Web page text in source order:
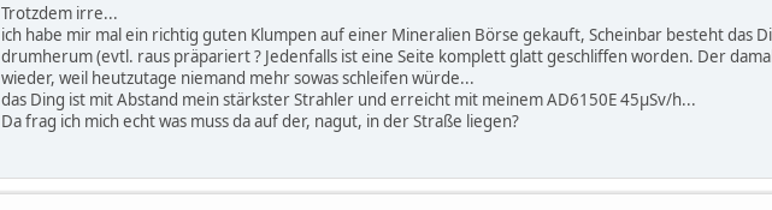
Trotzdem irre...
ich habe mir mal ein richtig guten Klumpen auf einer Mineralien Börse gekauft, Scheinbar besteht das
drumherum (evtl. raus präpariert ? Jedenfalls ist eine Seite komplett glatt geschliffen worden. Der
wieder, weil heutzutage niemand mehr sowas schleifen würde...
das Ding ist mit Abstand mein stärkster Strahler und erreicht mit meinem AD6150E 45µSv/h...
Da frag ich mich echt was muss da auf der, nagut, in der Straße liegen?